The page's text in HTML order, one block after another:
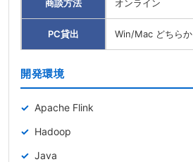
商談方法 オンライン
PC貸出 Win/Mac どちらか
開発環境
Apache Flink
Hadoop
Java